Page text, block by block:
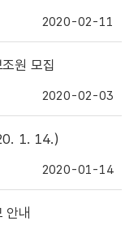
2020-02-11
원 모집
2020-02-03
1. 14.)
2020-01-14
안내